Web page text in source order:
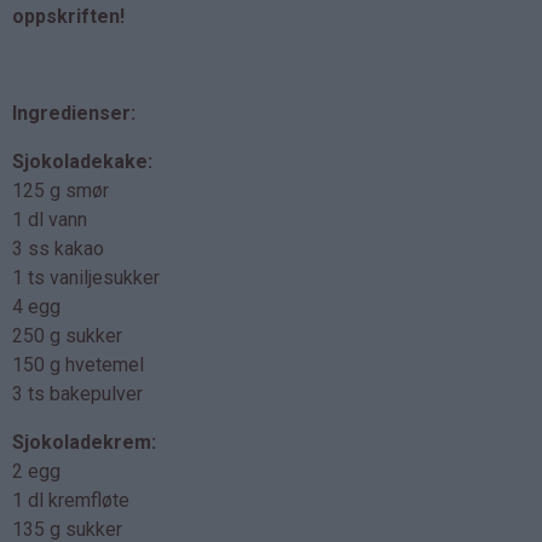
oppskriften!
Ingredienser:
Sjokoladekake:
125 g smør
1 dl vann
3 ss kakao
1 ts vaniljesukker
4 egg
250 g sukker
150 g hvetemel
3 ts bakepulver
Sjokoladekrem:
2 egg
1 dl kremfløte
135 g sukker